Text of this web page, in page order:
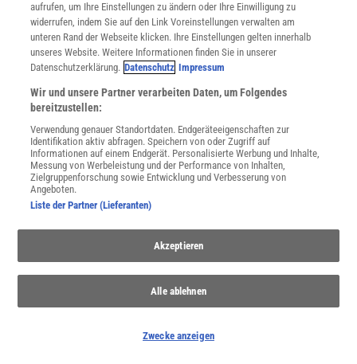
Spektrum.de-Newsletter abonnieren
JETZT ANMELDEN!
Newsletter
aufrufen, um Ihre Einstellungen zu ändern oder Ihre Einwilligung zu
widerrufen, indem Sie auf den Link Voreinstellungen verwalten am
unteren Rand der Webseite klicken. Ihre Einstellungen gelten innerhalb
unseres Website. Weitere Informationen finden Sie in unserer
Datenschutzerklärung. Datenschutz Impressum
Wir und unsere Partner verarbeiten Daten, um Folgendes
bereitzustellen:
Verwendung genauer Standortdaten. Endgeräteeigenschaften zur
Identifikation aktiv abfragen. Speichern von oder Zugriff auf
Informationen auf einem Endgerät. Personalisierte Werbung und Inhalte,
Messung von Werbeleistung und der Performance von Inhalten,
Zielgruppenforschung sowie Entwicklung und Verbesserung von
Angeboten.
Liste der Partner (Lieferanten)
Akzeptieren
Alle ablehnen
Zwecke anzeigen